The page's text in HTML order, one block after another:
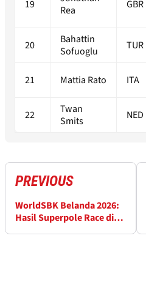
19
Rea
GBR
20
Bahattin
Sofuoglu
TUR
21 Mattia Rato ITA
22
Twan
Smits
NED
PREVIOUS
WorldSBK Belanda 2026:
Hasil Superpole Race di